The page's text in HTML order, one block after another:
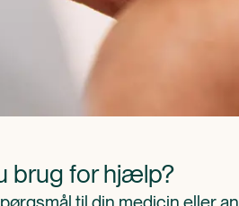
brug for hjælp?